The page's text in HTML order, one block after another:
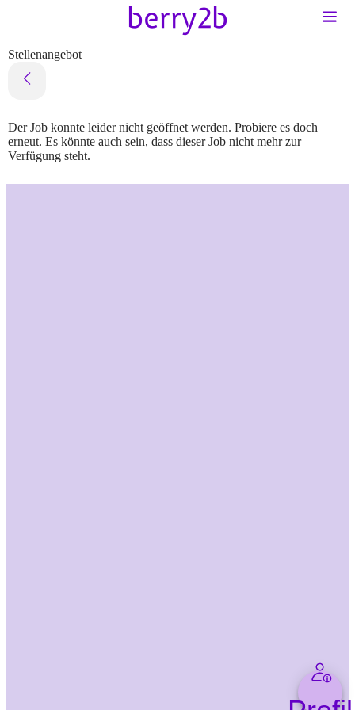
Stellenangebot
Der Job konnte leider nicht geöffnet werden. Probiere es doch
erneut. Es könnte auch sein, dass dieser Job nicht mehr zur
Verfügung steht.